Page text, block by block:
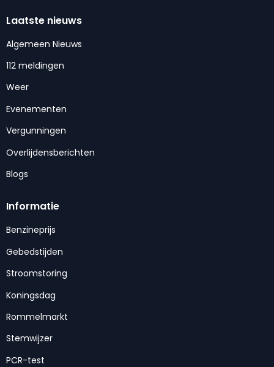
Laatste nieuws
Algemeen Nieuws
112 meldingen
Weer
Evenementen
Vergunningen
Overlijdensberichten
Blogs
Informatie
Benzineprijs
Gebedstijden
Stroomstoring
Koningsdag
Rommelmarkt
Stemwijzer
PCR-test